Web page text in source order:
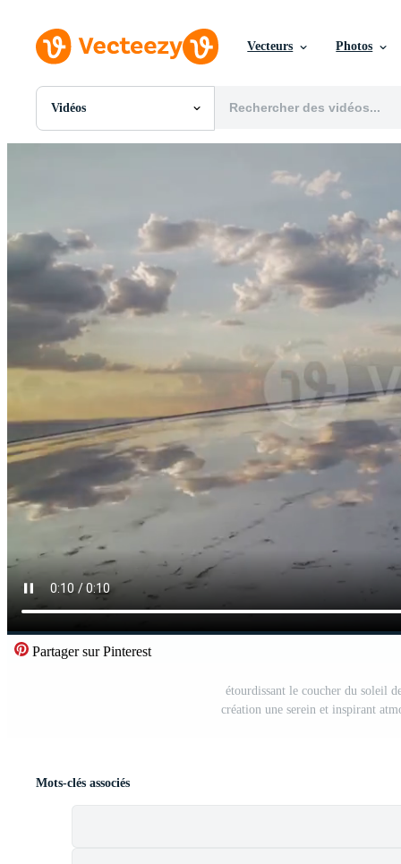
Vecteurs Photos
Vidéos
Toutes Images
Vecteurs
Motion graphics
Images Éditoriales
Événements Éditoriaux
Partager sur Pinterest
étourdissant le coucher du soleil
création une serein et inspirant
Mots-clés associés